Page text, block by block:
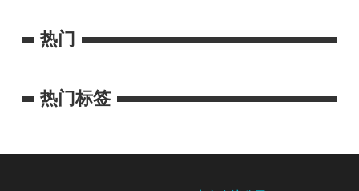
热门
热门标签